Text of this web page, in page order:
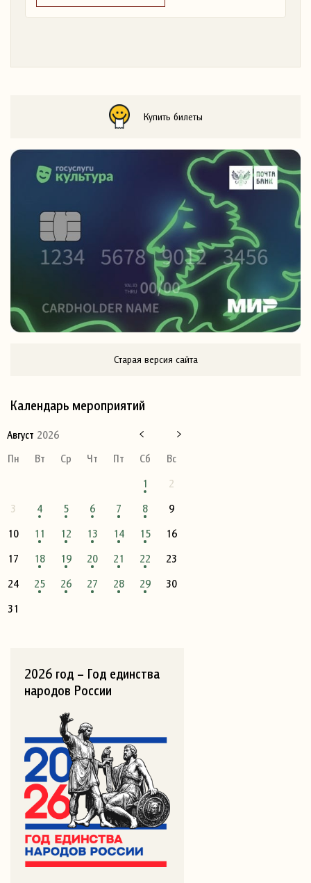
Купить билеты
Старая версия сайта
Календарь мероприятий
Август 2026
Пн
Вт Ср Чт Пт Сб
Вс
1
2
3
4 5 6 7 8
9
10
11 12 13 14 15
16
17
18 19 20 21 22
23
24
25 26 27 28 29
30
31
2026 год – Год единства
народов России